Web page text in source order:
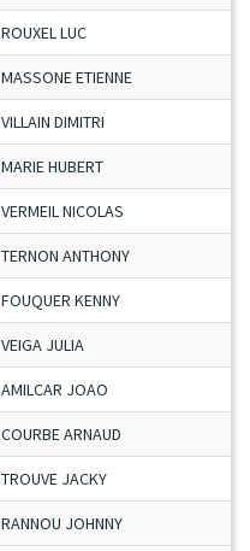
ROUXEL LUC
MASSONE ETIENNE
VILLAIN DIMITRI
MARIE HUBERT
VERMEIL NICOLAS
TERNON ANTHONY
FOUQUER KENNY
VEIGA JULIA
AMILCAR JOAO
COURBE ARNAUD
TROUVE JACKY
RANNOU JOHNNY